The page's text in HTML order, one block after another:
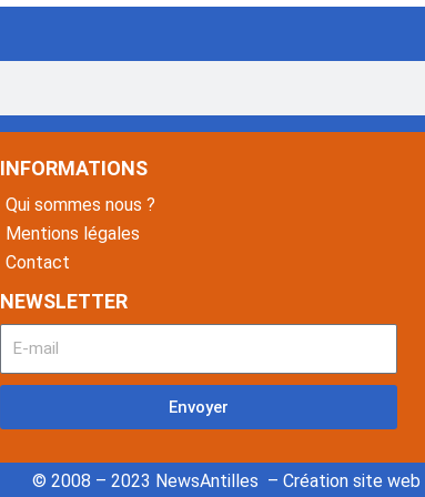
INFORMATIONS
Qui sommes nous ?
Mentions légales
Contact
NEWSLETTER
Envoyer
© 2008 – 2023 NewsAntilles – Création site web